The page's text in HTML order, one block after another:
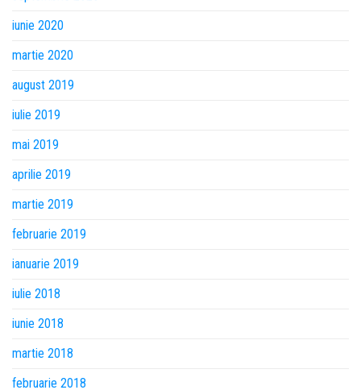
iunie 2020
martie 2020
august 2019
iulie 2019
mai 2019
aprilie 2019
martie 2019
februarie 2019
ianuarie 2019
iulie 2018
iunie 2018
martie 2018
februarie 2018